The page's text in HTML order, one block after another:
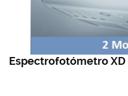
Espectrofotómetro XD